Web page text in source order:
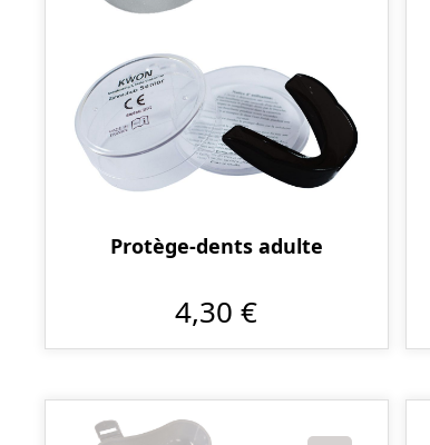
Protège-dents adulte
4,30 €